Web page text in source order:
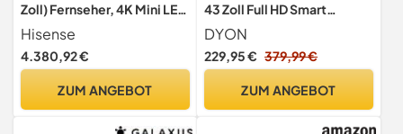
Zoll) Fernseher, 4K Mini LED
ULED, Smart TV, HDR10+,
Dolby Vision IQ, Triple
Tuner, 144 Hz (VRR), Airplay,
Atmos, Anthrazit (2023)
Hisense
4.380,92 €
ZUM ANGEBOT
43 Zoll Full HD Smart
Fernseher
DYON
229,95 € 379,99 €
ZUM ANGEBOT